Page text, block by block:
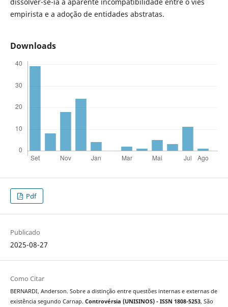
empirista e a adoção de entidades abstratas.
Downloads
Pdf
Publicado
2025-08-27
Como Citar
BERNARDI, Anderson. Sobre a distinção entre questões internas e externas de
existência segundo Carnap. Controvérsia (UNISINOS) - ISSN 1808-5253, São